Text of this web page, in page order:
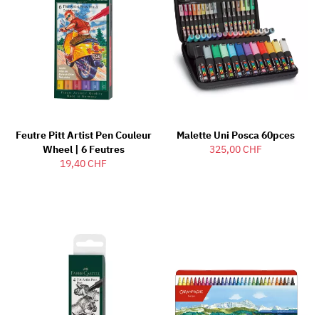
Feutre Pitt Artist Pen Couleur
Wheel | 6 Feutres
19,40 CHF
Malette Uni Posca 60pces
325,00 CHF